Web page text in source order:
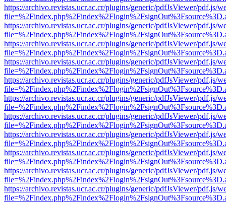
https://archivo.revistas.ucr.ac.cr/plugins/generic/pdfJsViewer/pdf.js/
https://archivo.revistas.ucr.ac.cr/plugins/generic/pdfJsViewer/pdf.js/
https://archivo.revistas.ucr.ac.cr/plugins/generic/pdfJsViewer/pdf.js/
https://archivo.revistas.ucr.ac.cr/plugins/generic/pdfJsViewer/pdf.js/
https://archivo.revistas.ucr.ac.cr/plugins/generic/pdfJsViewer/pdf.js/
https://archivo.revistas.ucr.ac.cr/plugins/generic/pdfJsViewer/pdf.js/
https://archivo.revistas.ucr.ac.cr/plugins/generic/pdfJsViewer/pdf.js/
https://archivo.revistas.ucr.ac.cr/plugins/generic/pdfJsViewer/pdf.js/
https://archivo.revistas.ucr.ac.cr/plugins/generic/pdfJsViewer/pdf.js/
https://archivo.revistas.ucr.ac.cr/plugins/generic/pdfJsViewer/pdf.js/
https://archivo.revistas.ucr.ac.cr/plugins/generic/pdfJsViewer/pdf.js/